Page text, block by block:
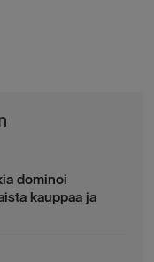
dominoi
kauppaa ja